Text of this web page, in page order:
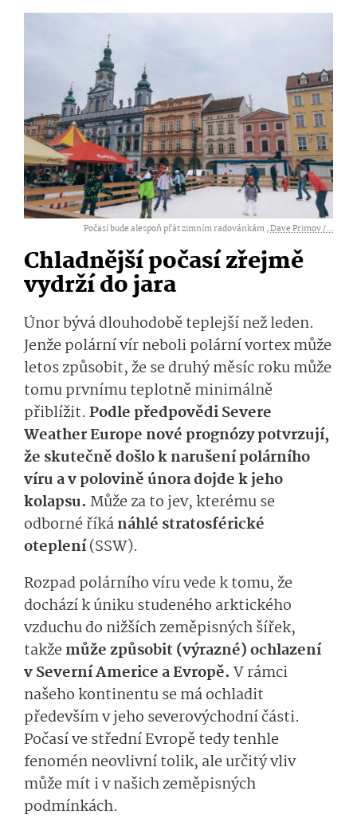
Počasí bude alespoň přát zimním radovánkám ,Dave Primov /...
Chladnější počasí zřejmě
vydrží do jara
Únor bývá dlouhodobě teplejší než leden.
Jenže polární vír neboli polární vortex může
letos způsobit, že se druhý měsíc roku může
tomu prvnímu teplotně minimálně
přiblížit. Podle předpovědi Severe
Weather Europe nové prognózy potvrzují,
že skutečně došlo k narušení polárního
víru a v polovině února dojde k jeho
kolapsu. Může za to jev, kterému se
odborné říkánáhlé stratosférické
oteplení(SSW).
Rozpad polárního víru vede k tomu, že
dochází kúniku studeného arktického
vzduchu do nižších zeměpisných šířek,
takžemůže způsobit (výrazné) ochlazení
v Severní Americe a Evropě. V rámci
našeho kontinentu se má ochladit
především v jeho severovýchodní části.
Počasí ve střední Evropě tedy tenhle
fenomén neovlivní tolik, ale určitý vliv
může mít i v našich zeměpisných
podmínkách.